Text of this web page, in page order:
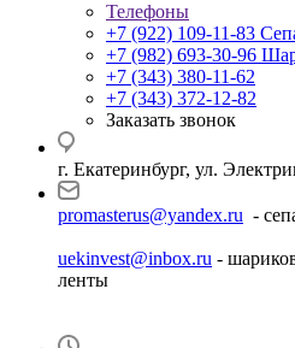
Телефоны
+7 (922) 109-11-83
+7 (982) 693-30-96
+7 (343) 380-11-62
+7 (343) 372-12-82
Заказать звонок
г. Екатеринбург, ул.
promasterus@yandex.ru -
uekinvest@inbox.ru -
ленты